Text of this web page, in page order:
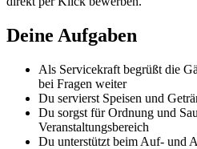
Deine Aufgaben
Als Servicekraft begrüßt die
bei Fragen weiter
Du servierst Speisen und
Du sorgst für Ordnung und
Veranstaltungsbereich
Du unterstützt beim Auf- und